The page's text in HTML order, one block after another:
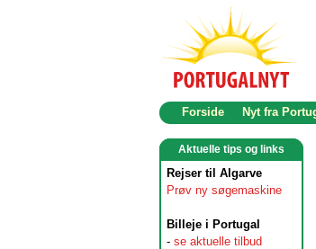
Forside Nyt fra
Aktuelle tips og links
Rejser til Algarve
Prøv ny søgemaskine
Billeje i Portugal
- se aktuelle tilbud